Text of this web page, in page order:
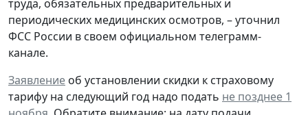
труда, обязательных предварительных и
периодических медицинских осмотров, – уточнил
ФСС России в своем официальном телеграмм-
канале.
Заявление об установлении скидки к страховому
тарифу на следующий год надо подать не позднее 1